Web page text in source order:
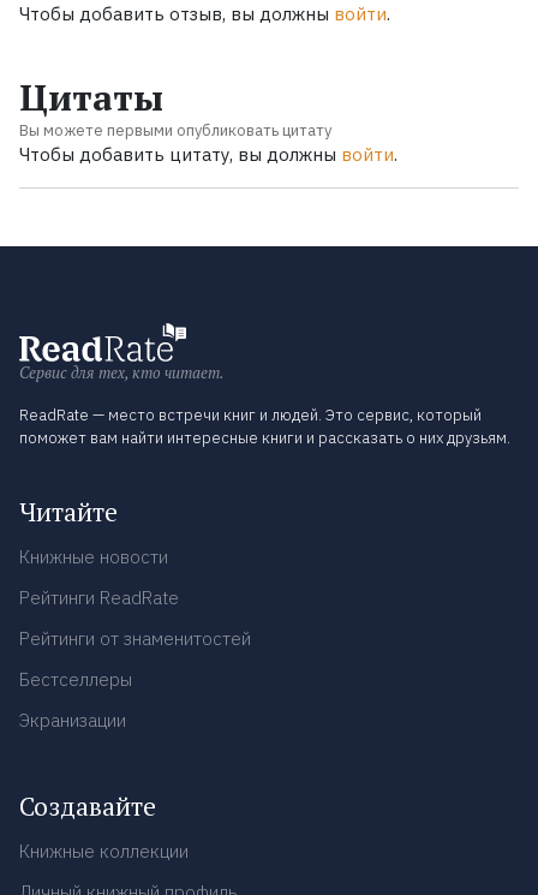
Чтобы добавить отзыв, вы должны войти.
Цитаты
Вы можете первыми опубликовать цитату
Чтобы добавить цитату, вы должны войти.
Сервис для тех, кто читает.
ReadRate — место встречи книг и людей. Это сервис, который
поможет вам найти интересные книги и рассказать о них друзьям.
Читайте
Книжные новости
Рейтинги ReadRate
Рейтинги от знаменитостей
Бестселлеры
Экранизации
Создавайте
Книжные коллекции